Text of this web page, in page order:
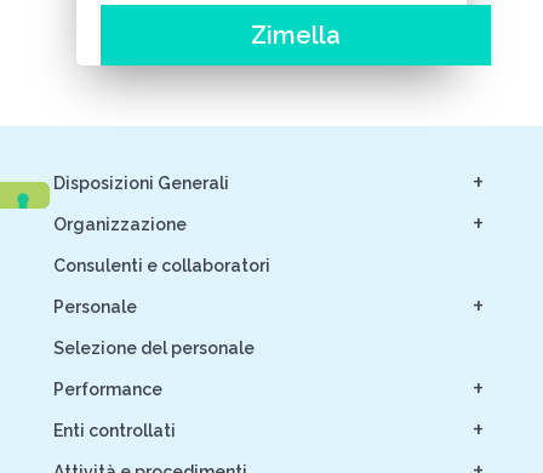
Zimella
+
Disposizioni Generali
+
Organizzazione
Consulenti e collaboratori
+
Personale
Selezione del personale
+
Performance
+
Enti controllati